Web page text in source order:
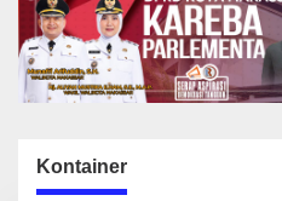
Kontainer